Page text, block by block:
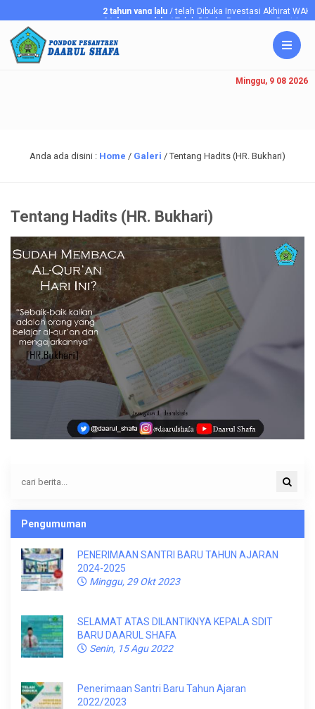
2 tahun yang lalu/ telah Dibuka Investasi Akhirat WAKAF
6 tahun yang lalu/ Telah Dibuka Penerimaan
Minggu, 9 08 2026
Anda ada disini : Home / Galeri /Tentang Hadits (HR. Bukhari)
Tentang Hadits (HR. Bukhari)
Pengumuman
PENERIMAAN SANTRI BARU TAHUN AJARAN
2024-2025
Minggu, 29 Okt 2023
SELAMAT ATAS DILANTIKNYA KEPALA SDIT
BARU DAARUL SHAFA
Senin, 15 Agu 2022
Penerimaan Santri Baru Tahun Ajaran
2022/2023